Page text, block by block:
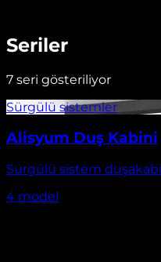
Seriler
7 seri gösteriliyor
Alisyum Duş Kabini
Sürgülü sistem
4 model